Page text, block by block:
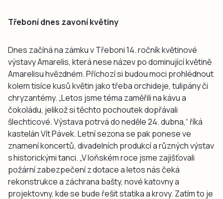
Třeboní dnes zavoní květiny
Dnes začíná na zámku v Třeboni 14. ročník květinové
výstavy Amarelis, která nese název po dominující květině
Amarelisu hvězdném. Příchozí si budou moci prohlédnout
kolem tisíce kusů květin jako třeba orchideje, tulipány či
chryzantémy. „Letos jsme téma zaměřili na kávu a
čokoládu, jelikož si těchto pochoutek dopřávali
šlechticové. Výstava potrvá do neděle 24. dubna,“ říká
kastelán Vít Pávek. Letní sezona se pak ponese ve
znamení koncertů, divadelních produkcí a různých výstav
s historickými tanci. „V loňském roce jsme zajišťovali
požární zabezpečení z dotace a letos nás čeká
rekonstrukce a záchrana bašty, nové katovny a
projektovny, kde se bude řešit statika a krovy. Zatím to je